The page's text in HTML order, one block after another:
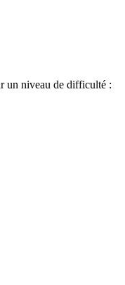
un niveau de difficulté :